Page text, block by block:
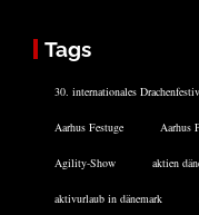
Tags
30. internationales
Aarhus Festuge Aarhus
Agility-Show aktien
aktivurlaub in dänemark